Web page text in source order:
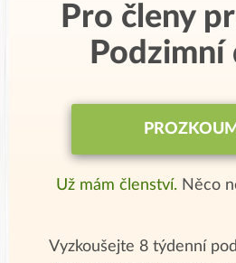
Pro členy
Už mám členství. Něco
Vyzkoušejte 8 týdenní